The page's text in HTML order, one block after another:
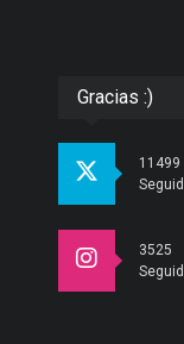
Gracias :)
11499
3525